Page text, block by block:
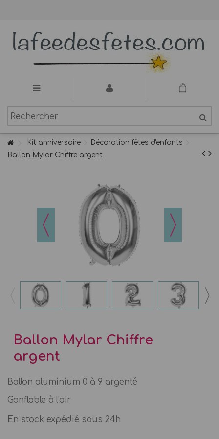
Kit anniversaire
Décoration fêtes d'enfants
Ballon Mylar Chiffre argent
Ballon Mylar Chiffre
argent
Ballon aluminium 0 à 9 argenté
Gonflable à l'air
En stock expédié sous 24h